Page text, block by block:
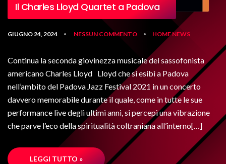
Il Charles Lloyd Quartet a Padova
GIUGNO 24, 2024 • NESSUN COMMENTO • HOMENEWS
Continua la seconda giovinezza musicale del sassofonista
americano Charles Lloyd Lloyd che si esibì a Padova
nell’ambito del Padova Jazz Festival 2021 in un concerto
davvero memorabile durante il quale, come in tutte le sue
performance live degli ultimi anni, si percepì una vibrazione
che parve l’eco della spiritualità coltraniana all’interno[…]
LEGGI TUTTO »